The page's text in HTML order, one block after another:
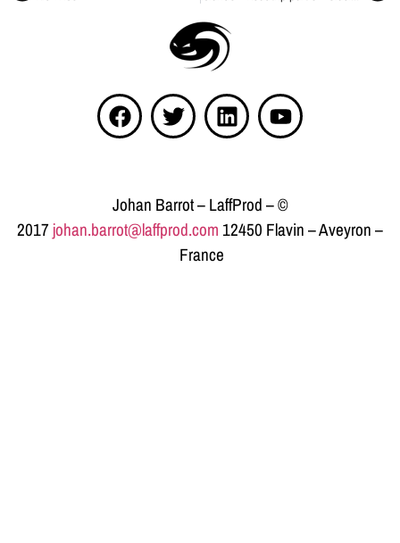
Johan Barrot – LaffProd – ©
2017johan.barrot@laffprod.com 12450 Flavin – Aveyron –
France